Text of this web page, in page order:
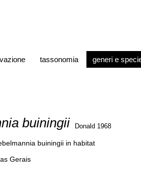
tassonomia generi e
buiningii Donald 1968
Gerais